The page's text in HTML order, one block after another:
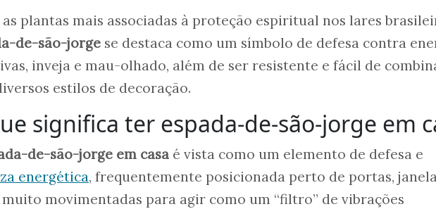
plantas mais associadas à proteção espiritual nos lares
de-são-jorge se destaca como um símbolo de defesa contra
inveja e mau-olhado, além de ser resistente e fácil de
estilos de decoração.
significa ter espada-de-são-jorge em
de-são-jorge em casa é vista como um elemento de defesa e
energética, frequentemente posicionada perto de portas,
muito movimentadas para agir como um “filtro” de vibrações